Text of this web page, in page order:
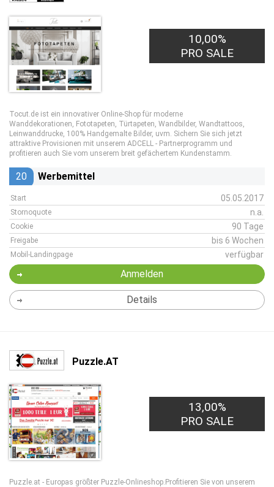
10,00%
PRO SALE
Tocut.de ist ein innovativer Online-Shop für moderne
Wanddekorationen, Fototapeten, Türtapeten, Wandbilder, Wandtattoos,
Leinwanddrucke, 100% Handgemalte Bilder, uvm. Sichern Sie sich jetzt
attraktive Provisionen mit unserem ADCELL - Partnerprogramm und
profitieren auch Sie vom unserem breit gefächertem Kundenstamm.
20 Werbemittel
Start 05.05.2017
Stornoquote n.a.
Cookie 90 Tage
Freigabe bis 6 Wochen
Mobil-Landingpage verfügbar
Anmelden
Details
Puzzle.AT
13,00%
PRO SALE
Puzzle.at - Europas größter Puzzle-Onlineshop.Profitieren Sie von unserem